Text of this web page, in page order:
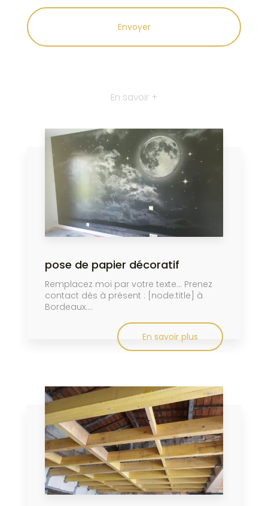
En savoir +
pose de papier décoratif
Remplacez moi par votre texte... Prenez
contact dès à présent : [node:title] à
Bordeaux....
En savoir plus